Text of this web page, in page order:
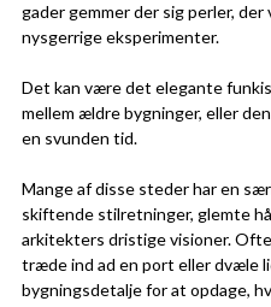
gader gemmer der sig perler,
nysgerrige eksperimenter.
Det kan være det elegante
mellem ældre bygninger, eller
en svunden tid.
Mange af disse steder har en
skiftende stilretninger, glemte
arkitekters dristige visioner.
træde ind ad en port eller dvæle
bygningsdetalje for at opdage,